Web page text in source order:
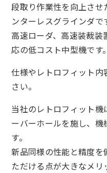
段取り作業性を向上させ
ンターレスグラインダで
高速ローダ、高速装裁
応の低コスト中型機です。
仕様やレトロフィット
さい。
当社のレトロフィット
ーバーホールを施し、
す。
新品同様の性能と精度
ただける点が大きなメリ